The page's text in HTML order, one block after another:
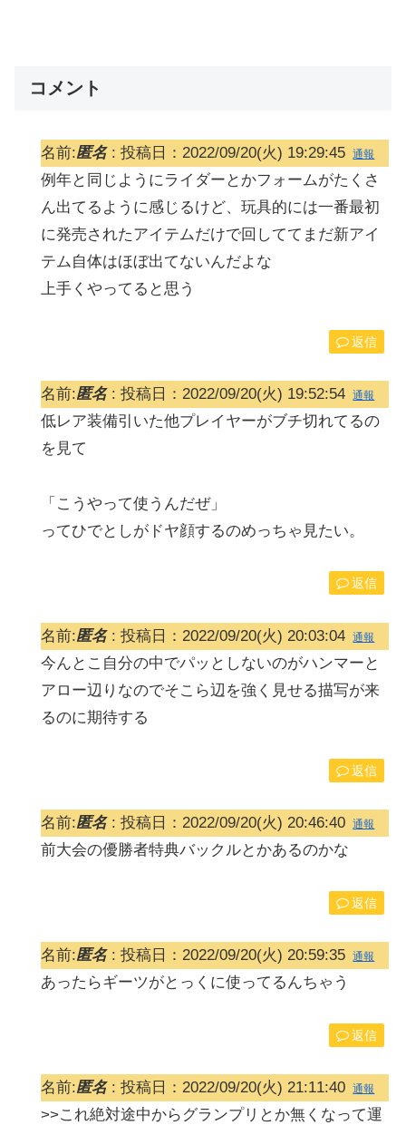
コメント
名前:匿名: 投稿日：2022/09/20(火) 19:29:45 通報
例年と同じようにライダーとかフォームがたくさ
ん出てるように感じるけど、玩具的には一番最初
に発売されたアイテムだけで回しててまだ新アイ
テム自体はほぼ出てないんだよな
上手くやってると思う
返信
名前:匿名: 投稿日：2022/09/20(火) 19:52:54 通報
低レア装備引いた他プレイヤーがブチ切れてるの
を見て
「こうやって使うんだぜ」
ってひでとしがドヤ顔するのめっちゃ見たい。
返信
名前:匿名: 投稿日：2022/09/20(火) 20:03:04 通報
今んとこ自分の中でパッとしないのがハンマーと
アロー辺りなのでそこら辺を強く見せる描写が来
るのに期待する
返信
名前:匿名: 投稿日：2022/09/20(火) 20:46:40 通報
前大会の優勝者特典バックルとかあるのかな
返信
名前:匿名: 投稿日：2022/09/20(火) 20:59:35 通報
あったらギーツがとっくに使ってるんちゃう
返信
名前:匿名: 投稿日：2022/09/20(火) 21:11:40 通報
>>これ絶対途中からグランプリとか無くなって運